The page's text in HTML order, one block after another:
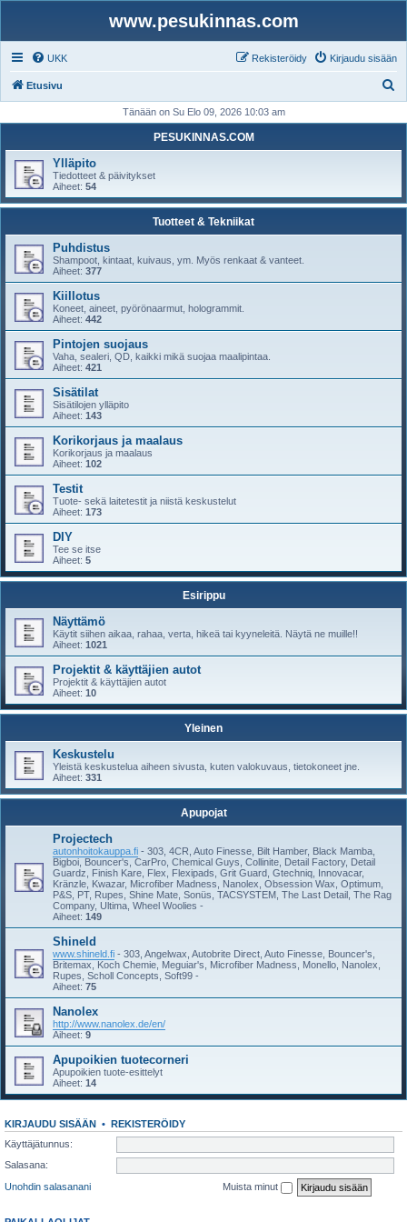
www.pesukinnas.com
UKK Kirjaudu sisään
Rekisteröidy
Etusivu
i
Tänään on Su Elo 09, 2026 10:03 am
PESUKINNAS.COM
Ylläpito
Tiedotteet & päivitykset
Aiheet: 54
Tuotteet & Tekniikat
Puhdistus
Shampoot, kintaat, kuivaus, ym. Myös renkaat & vanteet.
Aiheet: 377
Kiillotus
Koneet, aineet, pyörönaarmut, hologrammit.
Aiheet: 442
Pintojen suojaus
Vaha, sealeri, QD, kaikki mikä suojaa maalipintaa.
Aiheet: 421
Sisätilat
Sisätilojen ylläpito
Aiheet: 143
Korikorjaus ja maalaus
Korikorjaus ja maalaus
Aiheet: 102
Testit
Tuote- sekä laitetestit ja niistä keskustelut
Aiheet: 173
DIY
Tee se itse
Aiheet: 5
Esirippu
Näyttämö
Käytit siihen aikaa, rahaa, verta, hikeä tai kyyneleitä. Näytä ne muille!!
Aiheet: 1021
Projektit & käyttäjien autot
Projektit & käyttäjien autot
Aiheet: 10
Yleinen
Keskustelu
Yleistä keskustelua aiheen sivusta, kuten valokuvaus, tietokoneet jne.
Aiheet: 331
Apupojat
Projectech
autonhoitokauppa.fi - 303, 4CR, Auto Finesse, Bilt Hamber, Black Mamba,
Bigboi, Bouncer's, CarPro, Chemical Guys, Collinite, Detail Factory, Detail
Guardz, Finish Kare, Flex, Flexipads, Grit Guard, Gtechniq, Innovacar,
Kränzle, Kwazar, Microfiber Madness, Nanolex, Obsession Wax, Optimum,
P&S, PT, Rupes, Shine Mate, Sonüs, TACSYSTEM, The Last Detail, The Rag
Company, Ultima, Wheel Woolies -
Aiheet: 149
Shineld
www.shineld.fi - 303, Angelwax, Autobrite Direct, Auto Finesse, Bouncer's,
Britemax, Koch Chemie, Meguiar's, Microfiber Madness, Monello, Nanolex,
Rupes, Scholl Concepts, Soft99 -
Aiheet: 75
Nanolex
http://www.nanolex.de/en/
Aiheet: 9
Apupoikien tuotecorneri
Apupoikien tuote-esittelyt
Aiheet: 14
KIRJAUDU SISÄÄN • REKISTERÖIDY
Käyttäjätunnus:
Salasana:
Unohdin salasanani
Muista minut